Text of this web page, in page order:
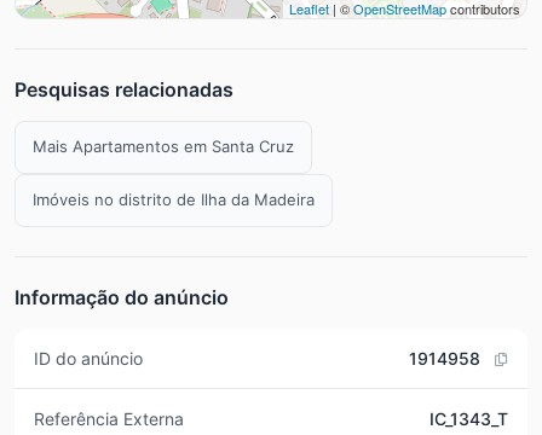
Leaflet | ©OpenStreetMapcontributors
Pesquisas relacionadas
Mais Apartamentos em Santa Cruz
Imóveis no distrito de Ilha da Madeira
Informação do anúncio
ID do anúncio 1914958
Referência Externa IC_1343_T